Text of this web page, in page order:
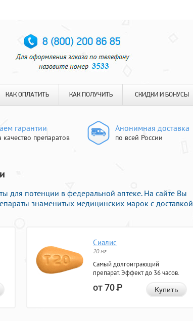
КАК ОПЛАТИТЬ КАК ПОЛУЧИТЬ СКИДКИ И БОНУСЫ
гарантии
качество препаратов
Анонимная доставка
по всей России
для потенции в федеральной аптеке. На сайте Вы
знаменитых медицинских марок с доставкой
Сиалис
20 мг
Самый долгоиграющий
препарат. Эффект до 36 часов.
от 70Р Купить